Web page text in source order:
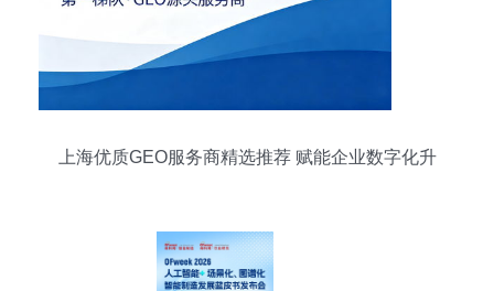
上海优质GEO服务商精选推荐 赋能企业数字化升